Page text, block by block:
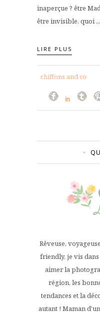
inaperçue ? être
être invisible, quoi ...
LIRE PLUS
chiffons and co
Rêveuse,
friendly, je vis
aimer la
région, les
tendances et la
autant ! Maman